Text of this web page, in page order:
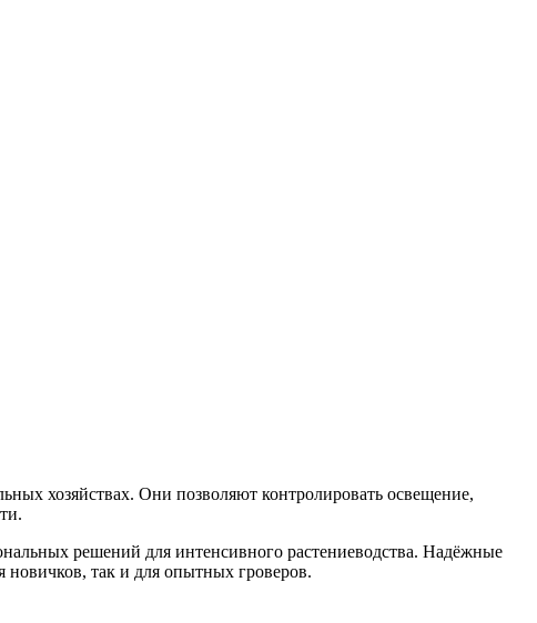
хозяйствах. Они позволяют контролировать освещение,
решений для интенсивного растениеводства. Надёжные
так и для опытных гроверов.